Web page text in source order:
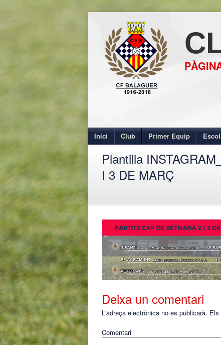
Inici Club Primer Equip
Plantilla
I 3 DE MARÇ
Deixa un comentari
L'adreça electrònica no es publicarà. Els
Comentari